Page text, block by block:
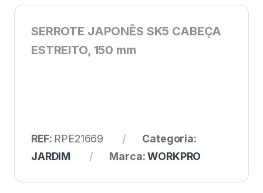
SERROTE JAPONÊS SK5 CABEÇA
ESTREITO, 150 mm
REF: RPE21669
Categoria:
JARDIM
Marca:WORKPRO